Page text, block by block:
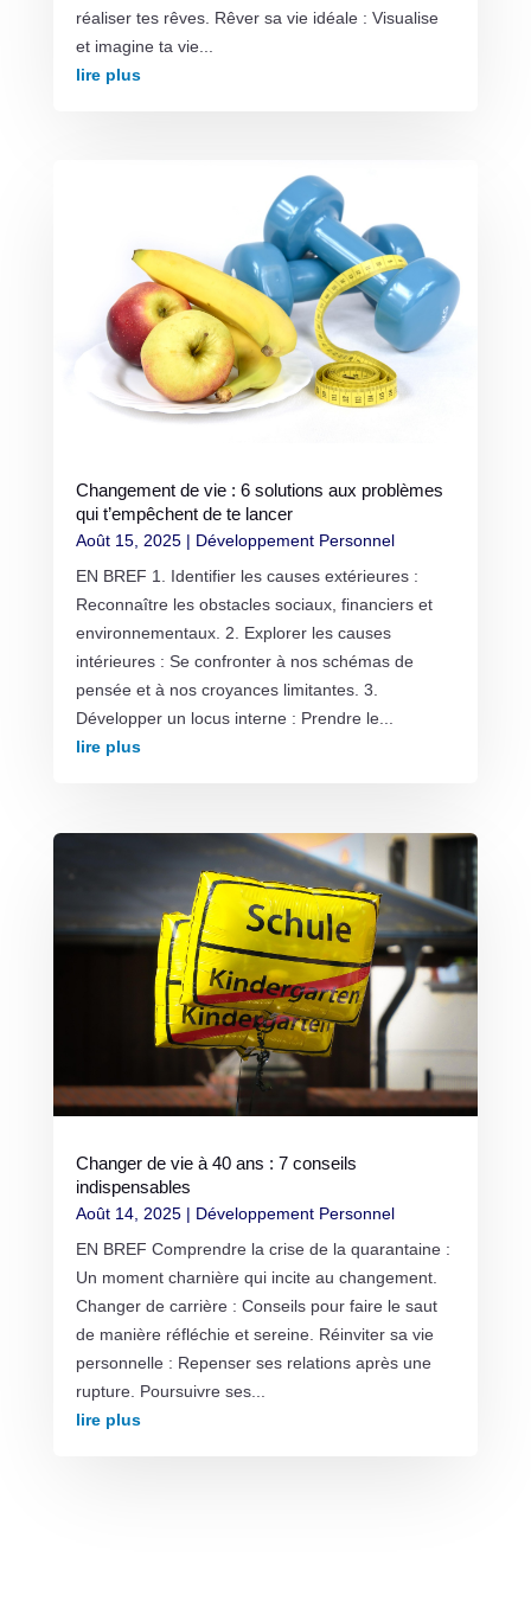
réaliser tes rêves. Rêver sa vie idéale : Visualise
et imagine ta vie...
lire plus
Changement de vie : 6 solutions aux problèmes
qui t’empêchent de te lancer
Août 15, 2025| Développement Personnel
EN BREF 1. Identifier les causes extérieures :
Reconnaître les obstacles sociaux, financiers et
environnementaux. 2. Explorer les causes
intérieures : Se confronter à nos schémas de
pensée et à nos croyances limitantes. 3.
Développer un locus interne : Prendre le...
lire plus
Changer de vie à 40 ans : 7 conseils
indispensables
Août 14, 2025| Développement Personnel
EN BREF Comprendre la crise de la quarantaine :
Un moment charnière qui incite au changement.
Changer de carrière : Conseils pour faire le saut
de manière réfléchie et sereine. Réinviter sa vie
personnelle : Repenser ses relations après une
rupture. Poursuivre ses...
lire plus